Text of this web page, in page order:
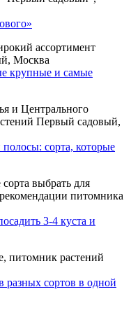
крупные и самые
сорта, которые
3-4 куста и
разных сортов в одной